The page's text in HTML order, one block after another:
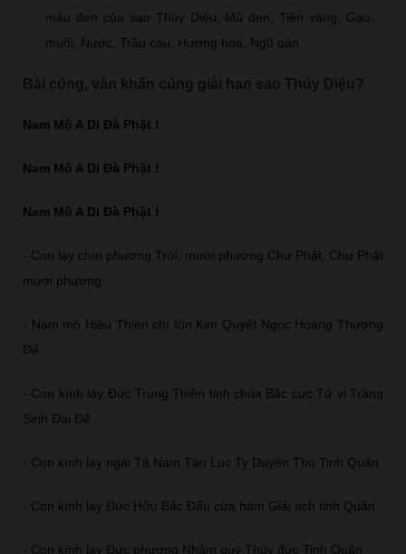
màu đen của sao Thủy Diệu, Mũ đen, Tiền vàng, Gạo,
muối, Nước, Trầu cau, Hương hoa, Ngũ oản.
Bài cúng, văn khấn cúng giải hạn sao Thủy Diệu?
Nam Mô A Di Đà Phật !
Nam Mô A Di Đà Phật !
Nam Mô A Di Đà Phật !
- Con lạy chín phương Trời, mười phương Chư Phật, Chư Phật
mười phương
- Nam mô Hiệu Thiên chí tôn Kim Quyết Ngọc Hoàng Thượng
Đế
- Con kính lạy Đức Trung Thiên tinh chúa Bắc cực Tử vi Tràng
Sinh Đại Đế
- Con kính lạy ngài Tả Nam Tào Lục Ty Duyên Thọ Tinh Quân
- Con kính lạy Đức Hữu Bắc Đẩu cửa hàm Giải ách tinh Quân
- Con kính lạy Đức phương Nhâm quý Thủy đức Tinh Quân